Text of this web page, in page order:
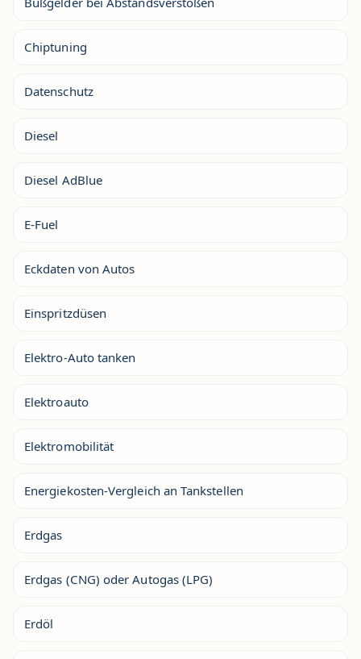
Chiptuning
Datenschutz
Diesel
Diesel AdBlue
E-Fuel
Eckdaten von Autos
Einspritzdüsen
Elektro-Auto tanken
Elektroauto
Elektromobilität
Energiekosten-Vergleich an Tankstellen
Erdgas
Erdgas (CNG) oder Autogas (LPG)
Erdöl